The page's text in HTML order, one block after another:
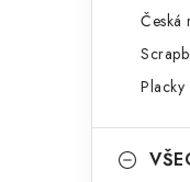
Česká
Placky